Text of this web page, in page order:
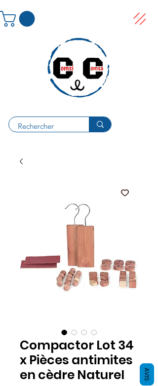
Compactor Lot 34
x Pièces antimites
en cèdre Naturel
AVIS